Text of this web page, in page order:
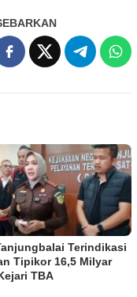
Terindikasi
Tipikor 16,5 Milyar
TBA